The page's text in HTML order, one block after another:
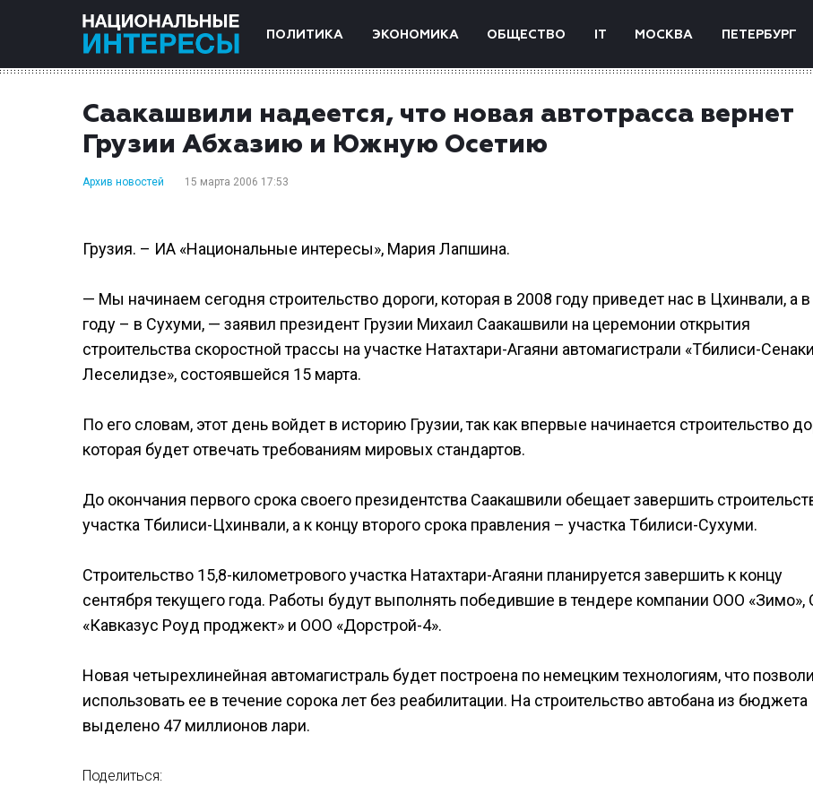
ПОЛИТИКА ЭКОНОМИКА ОБЩЕСТВО IT МОСКВА ПЕТЕРБУРГ
Саакашвили надеется, что новая автотрасса вернет
Грузии Абхазию и Южную Осетию
Архив новостей 15 марта 2006 17:53
Грузия. – ИА «Национальные интересы», Мария Лапшина.
— Мы начинаем сегодня строительство дороги, которая в 2008 году приведет нас в Цхинвали, а
году – в Сухуми, — заявил президент Грузии Михаил Саакашвили на церемонии открытия
строительства скоростной трассы на участке Натахтари-Агаяни автомагистрали «Тбилиси-
Леселидзе», состоявшейся 15 марта.
По его словам, этот день войдет в историю Грузии, так как впервые начинается строительство
которая будет отвечать требованиям мировых стандартов.
До окончания первого срока своего президентства Саакашвили обещает завершить
участка Тбилиси-Цхинвали, а к концу второго срока правления – участка Тбилиси-Сухуми.
Строительство 15,8-километрового участка Натахтари-Агаяни планируется завершить к концу
сентября текущего года. Работы будут выполнять победившие в тендере компании ООО «Зимо»,
«Кавказус Роуд проджект» и ООО «Дорстрой-4».
Новая четырехлинейная автомагистраль будет построена по немецким технологиям, что
использовать ее в течение сорока лет без реабилитации. На строительство автобана из бюджета
выделено 47 миллионов лари.
Поделиться: